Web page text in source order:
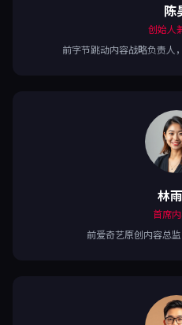
陈
创始人
前字节跳动内容战略负责人
林
首席
前爱奇艺原创内容总